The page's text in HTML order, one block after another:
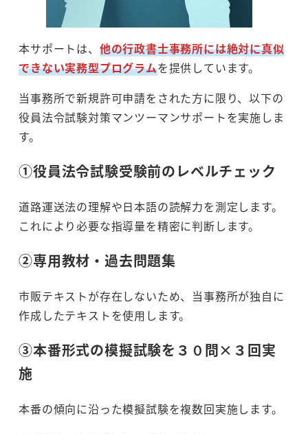
本サポートは、 他の行政書士事務所には絶対に真似
できない実務型プログラムを提供しています。
当事務所で新規許可申請をされた方に限り、以下の
役員法令試験対策マンツーマンサポートを実施しま
す。
①役員法令試験受験前のレベルチェック
道路運送法の理解や日本語の読解力を測定します。
これにより必要な指導量を精密に判断します。
②専用教材・過去問題集
市販テキストが存在しないため、当事務所が独自に
作成したテキストを使用します。
③本番形式の模擬試験を３０問×３回実
施
本番の傾向に沿った模擬試験を複数回実施します。